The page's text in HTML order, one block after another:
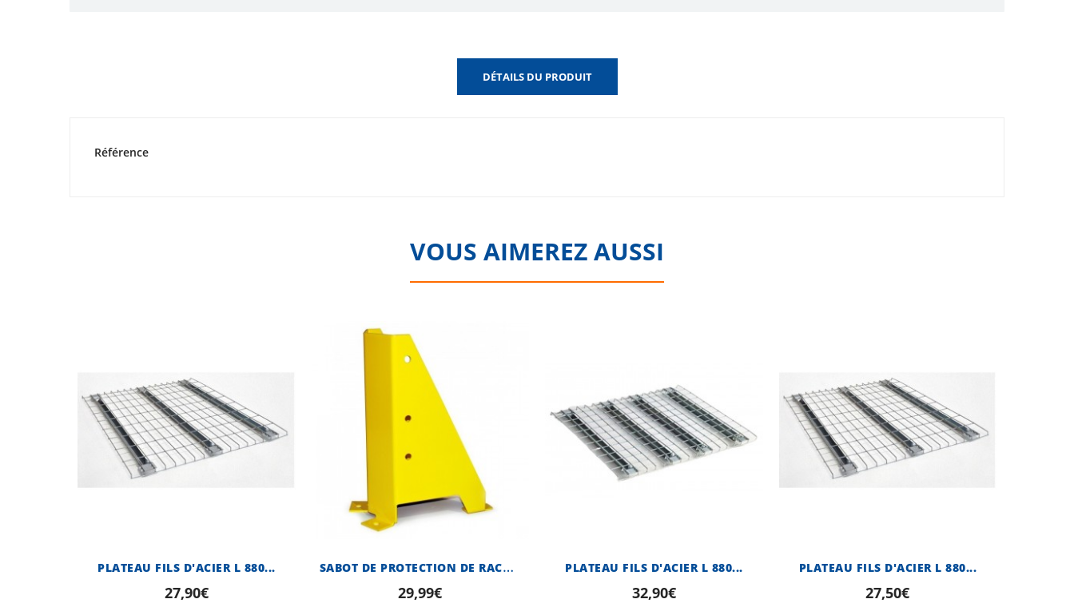
DÉTAILS DU PRODUIT
Référence
VOUS AIMEREZ AUSSI
PLATEAU FILS D'ACIER L 880...
27,90€
S
ABOT DE PROTECTION DE RACK...
29,99€
PLATEAU FILS D'ACIER L 880...
32,90€
PLATEAU FILS D'ACIER L 880...
27,50€